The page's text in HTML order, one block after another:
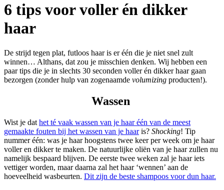
6 tips voor voller én dikker
haar
De strijd tegen plat, futloos haar is er één die je niet snel zult
winnen… Althans, dat zou je misschien denken. Wij hebben een
paar tips die je in slechts 30 seconden voller én dikker haar gaan
bezorgen (zonder hulp van zogenaamde volumizing producten!).
Wassen
Wist je dat het té vaak wassen van je haar één van de meest
gemaakte fouten bij het wassen van je haaris? Shocking! Tip
nummer één: was je haar hoogstens twee keer per week om je haar
voller en dikker te maken. De natuurlijke oliën van je haar zullen nu
namelijk bespaard blijven. De eerste twee weken zal je haar iets
vettiger worden, maar daarna zal het haar ‘wennen’ aan de
hoeveelheid wasbeurten. Dit zijn de beste shampoos voor dun haar.